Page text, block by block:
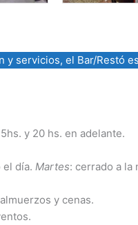
y servicios, el Bar/Restó
y 20 hs. en adelante.
el día. Martes: cerrado a la
y cenas.